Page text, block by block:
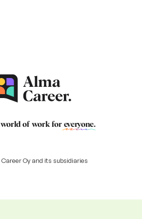
of work for everyone.
Oy and its subsidiaries